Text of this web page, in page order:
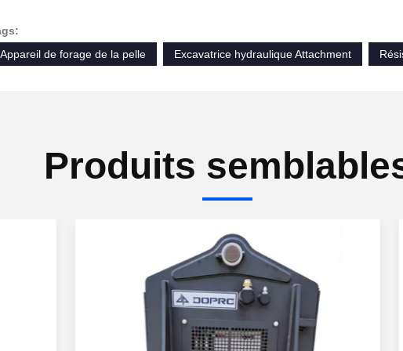
Appareil de forage de la pelle
Excavatrice hydraulique Attachment
Produits